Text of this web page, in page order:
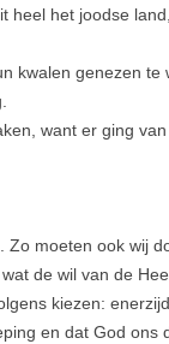
heel het joodse
kwalen genezen te
want er ging
Zo moeten ook wij
de wil van de
kiezen:
en dat God ons